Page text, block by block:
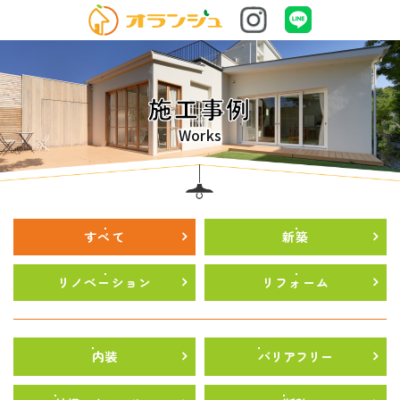
施工事例
Works
すべて 新築
リノベーション リフォーム
内装 バリアフリー